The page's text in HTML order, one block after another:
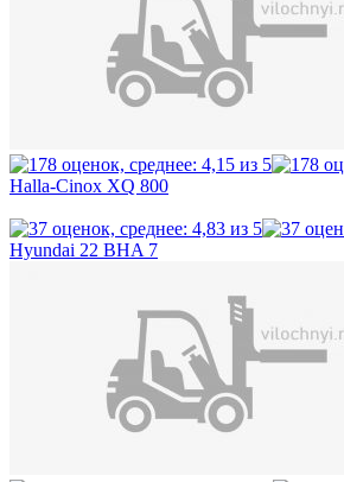
Halla-Cinox XQ 800
Hyundai 22 BHA 7